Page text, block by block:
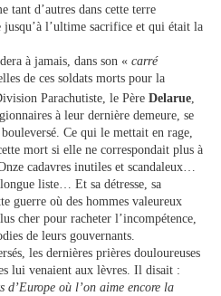
tant d’autres dans cette terre
l’ultime sacrifice et qui était la
à jamais, dans son « carré
de ces soldats morts pour la
Parachutiste, le Père Delarue
à leur dernière demeure, se
Ce qui le mettait en rage,
mort si elle ne correspondait plus à
cadavres inutiles et scandaleux…
liste… Et sa détresse, sa
guerre où des hommes valeureux
cher pour racheter l’incompétence,
de leurs gouvernants.
les dernières prières douloureuses
lui venaient aux lèvres. Il disait :
d’Europe où l’on aime encore la